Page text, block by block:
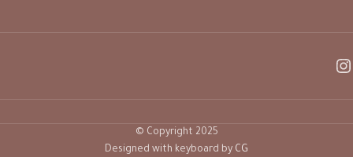
Copyright 2025 ©
Designed with keyboard by CG